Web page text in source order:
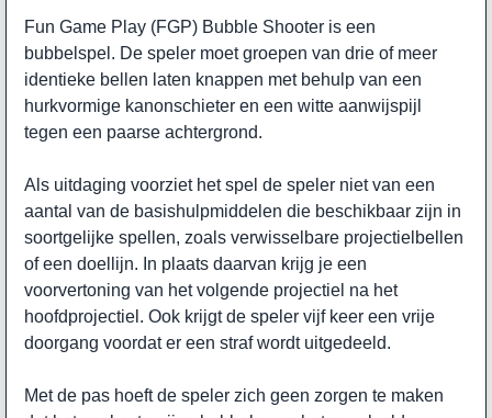
Fun Game Play (FGP) Bubble Shooter is een
bubbelspel. De speler moet groepen van drie of meer
identieke bellen laten knappen met behulp van een
hurkvormige kanonschieter en een witte aanwijspijl
tegen een paarse achtergrond.
Als uitdaging voorziet het spel de speler niet van een
aantal van de basishulpmiddelen die beschikbaar zijn in
soortgelijke spellen, zoals verwisselbare projectielbellen
of een doellijn. In plaats daarvan krijg je een
voorvertoning van het volgende projectiel na het
hoofdprojectiel. Ook krijgt de speler vijf keer een vrije
doorgang voordat er een straf wordt uitgedeeld.
Met de pas hoeft de speler zich geen zorgen te maken